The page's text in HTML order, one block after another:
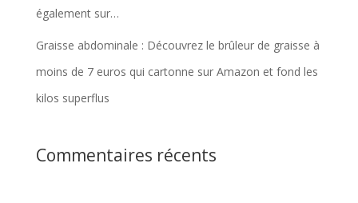
également sur…
Graisse abdominale : Découvrez le brûleur de graisse à
moins de 7 euros qui cartonne sur Amazon et fond les
kilos superflus
Commentaires récents